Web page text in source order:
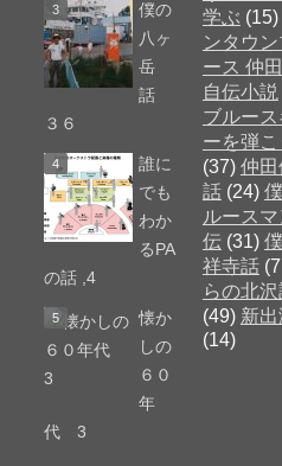
僕の
八ヶ
岳
話
３６
誰に
でも
わか
るPA
の話 ,4
懐か
しの
６０
年
代 3
学ぶ (15)
ンタウ
ース 仲
自伝小説
ブルース
ーを弾こ
(37) 仲田
話(24)
ルースマ
伝(31)
祥寺話
らの北
(49) 新
(14)